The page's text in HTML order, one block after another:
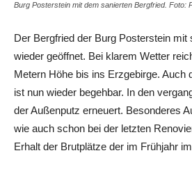
Burg Posterstein mit dem sanierten Bergfried. Foto:
Der Bergfried der Burg Posterstein mit
wieder geöffnet. Bei klarem Wetter
Metern Höhe bis ins Erzgebirge. Auch
ist nun wieder begehbar. In den
der Außenputz erneuert. Besonderes
wie auch schon bei der letzten
Erhalt der Brutplätze der im Frühjahr